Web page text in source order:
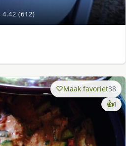
4.42 (612)
Maak favoriet38
👍1